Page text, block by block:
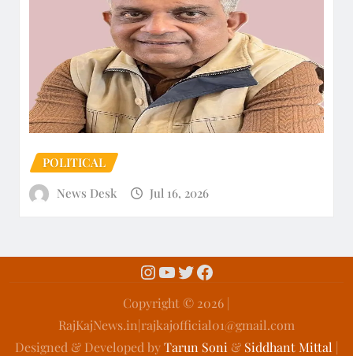
POLITICAL
News Desk
Jul 16, 2026
Copyright ©️ 2026 |
RajKajNews.in|rajkajofficial01@gmail.com
Designed & Developed byTarun Soni & Siddhant Mittal |